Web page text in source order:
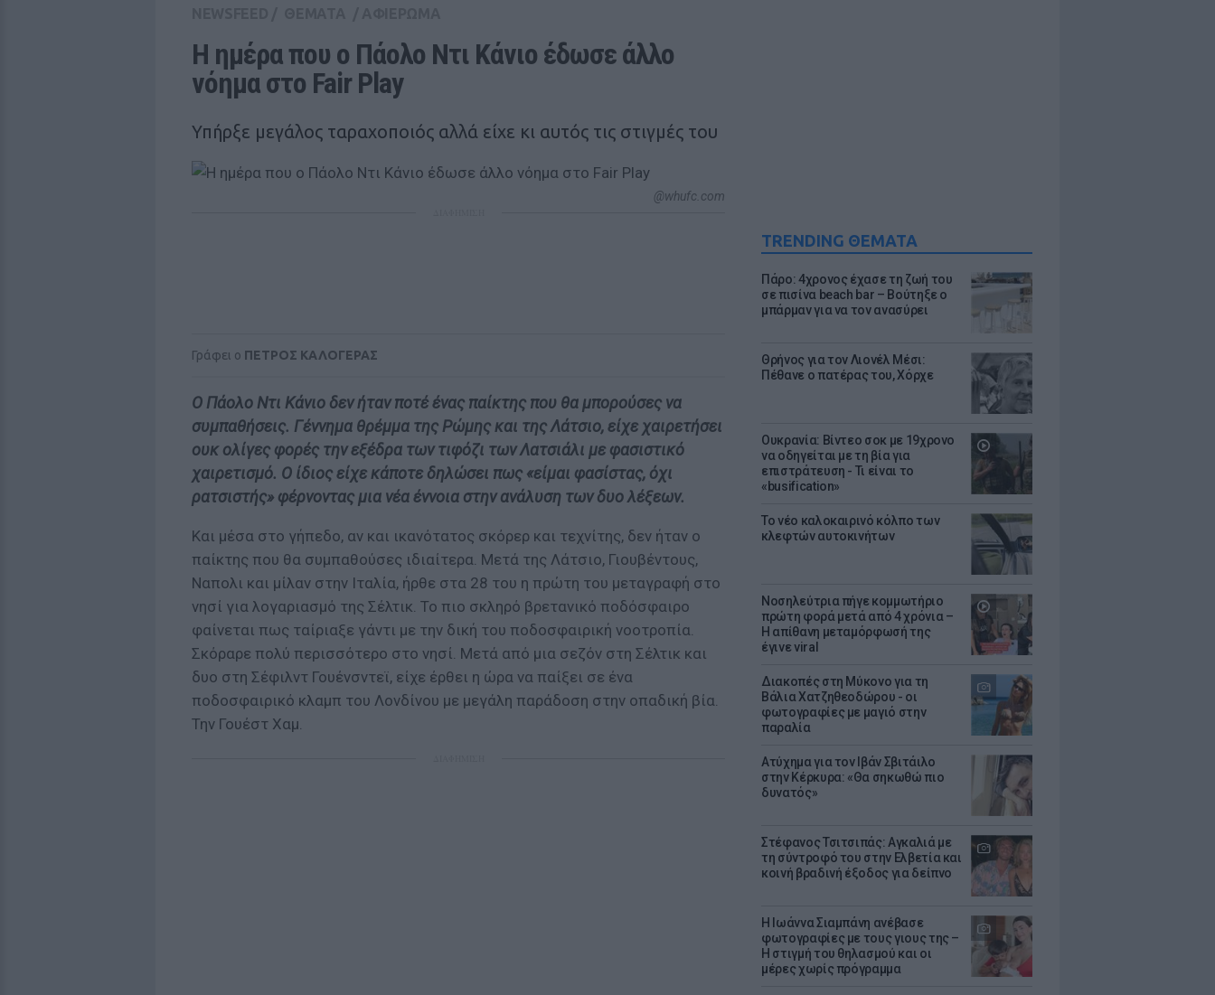
TRENDING ΘΕΜΑΤΑ
Πάρο: 4χρονος έχασε τη ζωή του
σε πισίνα beach bar – Βούτηξε ο
μπάρμαν για να τον ανασύρει
Θρήνος για τον Λιονέλ Μέσι:
Πέθανε ο πατέρας του, Χόρχε
Ουκρανία: Βίντεο σοκ με 19χρονο
να οδηγείται με τη βία για
επιστράτευση - Τι είναι το
«busification»
Το νέο καλοκαιρινό κόλπο των
κλεφτών αυτοκινήτων
Νοσηλεύτρια πήγε κομμωτήριο
πρώτη φορά μετά από 4 χρόνια –
Η απίθανη μεταμόρφωσή της
έγινε viral
Διακοπές στη Μύκονο για τη
Βάλια Χατζηθεοδώρου - οι
φωτογραφίες με μαγιό στην
παραλία
Ατύχημα για τον Ιβάν Σβιτάιλο
στην Κέρκυρα: «Θα σηκωθώ πιο
δυνατός»
Στέφανος Τσιτσιπάς: Αγκαλιά με
τη σύντροφό του στην Ελβετία και
κοινή βραδινή έξοδος για δείπνο
H Ιωάννα Σιαμπάνη ανέβασε
φωτογραφίες με τους γιους της –
Η στιγμή του θηλασμού και οι
μέρες χωρίς πρόγραμμα
Η ημέρα που ο Πάολο Ντι Κάνιο έδωσε άλλο
νόημα στο Fair Play
Υπήρξε μεγάλος ταραχοποιός αλλά είχε κι αυτός τις στιγμές του
@whufc.com
Γράφει ο ΠΕΤΡΟΣ ΚΑΛΟΓΕΡΑΣ
O Πάολο Ντι Κάνιο δεν ήταν ποτέ ένας παίκτης που θα μπορούσες να
συμπαθήσεις. Γέννημα θρέμμα της Ρώμης και της Λάτσιο, είχε χαιρετήσει
ουκ ολίγες φορές την εξέδρα των τιφόζι των Λατσιάλι με φασιστικό
χαιρετισμό. Ο ίδιος είχε κάποτε δηλώσει πως «είμαι φασίστας, όχι
ρατσιστής» φέρνοντας μια νέα έννοια στην ανάλυση των δυο λέξεων.
Και μέσα στο γήπεδο, αν και ικανότατος σκόρερ και τεχνίτης, δεν ήταν ο
παίκτης που θα συμπαθούσες ιδιαίτερα. Μετά της Λάτσιο, Γιουβέντους,
Ναπολι και μίλαν στην Ιταλία, ήρθε στα 28 του η πρώτη του μεταγραφή στο
νησί για λογαριασμό της Σέλτικ. Το πιο σκληρό βρετανικό ποδόσφαιρο
φαίνεται πως ταίριαξε γάντι με την δική του ποδοσφαιρική νοοτροπία.
Σκόραρε πολύ περισσότερο στο νησί. Μετά από μια σεζόν στη Σέλτικ και
δυο στη Σέφιλντ Γουένσντεϊ, είχε έρθει η ώρα να παίξει σε ένα
ποδοσφαιρικό κλαμπ του Λονδίνου με μεγάλη παράδοση στην οπαδική βία.
Την Γουέστ Χαμ.